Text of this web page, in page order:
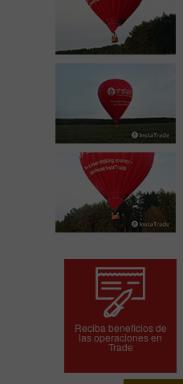
Reciba beneficios de
las operaciones en
Trade